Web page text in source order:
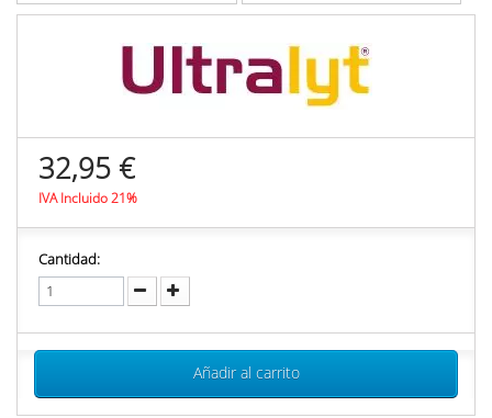
32,95 €
IVA Incluido 21%
Cantidad:
Añadir al carrito